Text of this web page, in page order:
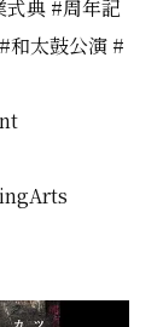
典 #周年記
和太鼓公演 #